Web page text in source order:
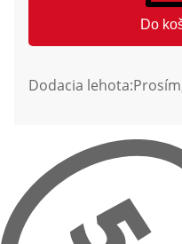
Do
Dodacia lehota: